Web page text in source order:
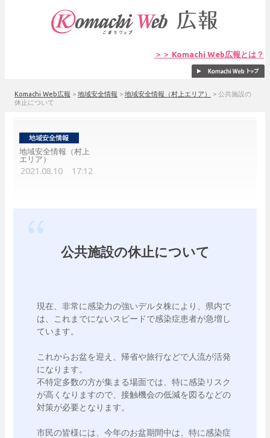
＞＞ Komachi Web広報とは？
Komachi Web広報 > 地域安全情報 > 地域安全情報（村上エリア） > 公共施設の
休止について
地域安全情報（村上
エリア）
2021.08.10 17:12
公共施設の休止について
現在、非常に感染力の強いデルタ株により、県内で
は、これまでにないスピードで感染症患者が急増し
ています。
これからお盆を迎え、帰省や旅行などで人流が活発
になります。
不特定多数の方が集まる場面では、特に感染リスク
が高くなりますので、接触機会の低減を図るなどの
対策が必要となります。
市民の皆様には、今年のお盆期間中は、特に感染症